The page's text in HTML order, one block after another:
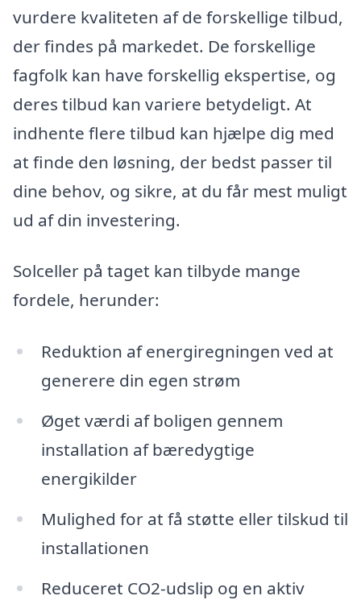
vurdere kvaliteten af de forskellige tilbud,
der findes på markedet. De forskellige
fagfolk kan have forskellig ekspertise, og
deres tilbud kan variere betydeligt. At
indhente flere tilbud kan hjælpe dig med
at finde den løsning, der bedst passer til
dine behov, og sikre, at du får mest muligt
ud af din investering.
Solceller på taget kan tilbyde mange
fordele, herunder:
Reduktion af energiregningen ved at
generere din egen strøm
Øget værdi af boligen gennem
installation af bæredygtige
energikilder
Mulighed for at få støtte eller tilskud til
installationen
Reduceret CO2-udslip og en aktiv